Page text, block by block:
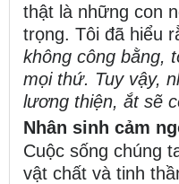
thật là những con
trọng. Tôi đã hiểu
không công bằng,
mọi thứ. Tuy vậy,
lương thiện, ắt sẽ
Nhân sinh cảm
Cuộc sống chúng
vật chất và tinh